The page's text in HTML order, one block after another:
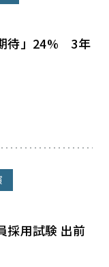
待」24% 3年
用試験 出前